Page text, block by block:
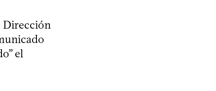
Dirección
el